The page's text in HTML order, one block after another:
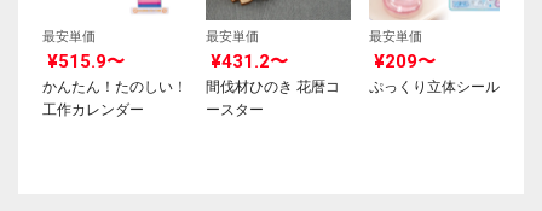
最安単価
¥515.9〜
かんたん！たのしい！
工作カレンダー
最安単価
¥431.2〜
間伐材ひのき 花暦コ
ースター
最安単価
¥209〜
ぷっくり立体シール